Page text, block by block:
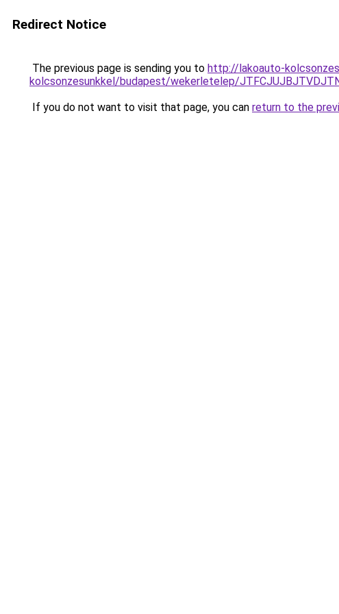
Redirect Notice
The previous page is sending you to http://lakoauto-
kolcsonzesunkkel/budapest/wekerletelep/
If you do not want to visit that page, you can return to the